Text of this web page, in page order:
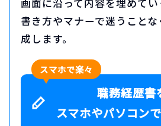
画面に沿って内容を埋めて
書き方やマナーで迷うこと
成します。
スマホで楽々
職務経歴書
スマホやパソコン